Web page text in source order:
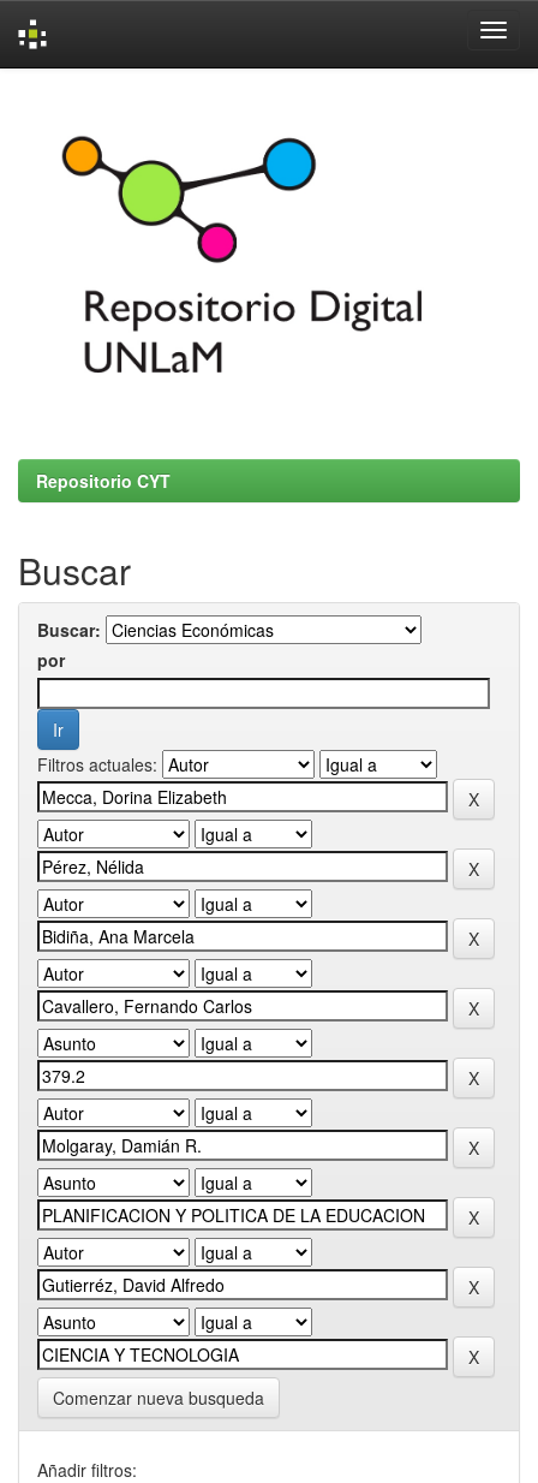
Repositorio CYT
Buscar
Buscar:
por
Filtros actuales:
Comenzar nueva busqueda
Añadir filtros: